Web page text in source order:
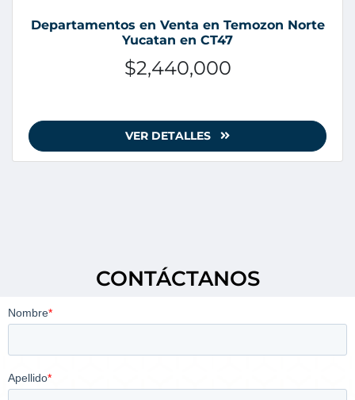
Departamentos en Venta en Temozon Norte
Yucatan en CT47
$2,440,000
VER DETALLES
CONTÁCTANOS